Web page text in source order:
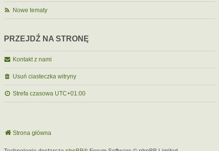
Nowe tematy
PRZEJDŹ NA STRONĘ
Kontakt z nami
Usuń ciasteczka witryny
Strefa czasowa UTC+01:00
Strona główna